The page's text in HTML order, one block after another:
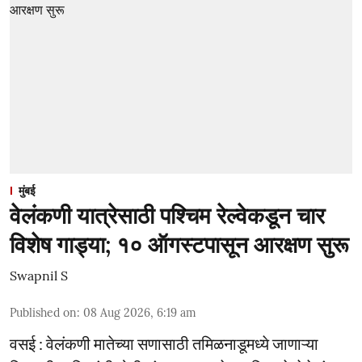
मुंबई
वेलंकणी यात्रेसाठी पश्चिम रेल्वेकडून चार
विशेष गाड्या; १० ऑगस्टपासून आरक्षण सुरू
Swapnil S
Published on: 08 Aug 2026, 6:19 am
वसई : वेलंकणी मातेच्या सणासाठी तमिळनाडूमध्ये जाणाऱ्या